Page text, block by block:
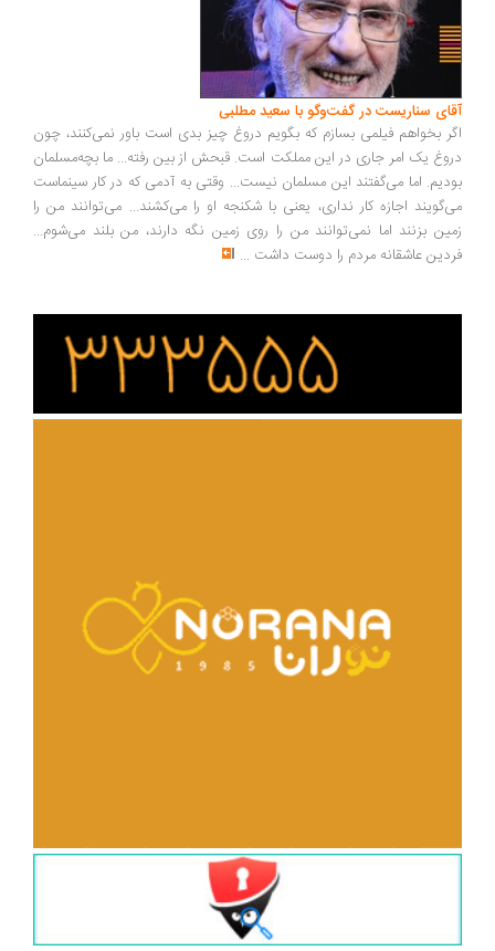
سناریست در گفت‌وگو با سعید مطلبی
بخواهم فیلمی بسازم که بگویم دروغ چیز بدی است باور نمی‌کنند، چون
یک امر جاری در این مملکت است. قبحش از بین رفته... ما بچه‌مسلمان
اما می‌گفتند این مسلمان نیست... وقتی به آدمی که در کار سینماست
اجازه کار نداری، یعنی با شکنجه او را می‌کشند... می‌توانند من را
بزنند اما نمی‌توانند من را روی زمین نگه دارند، من بلند می‌شوم...
عاشقانه مردم را دوست داشت ...